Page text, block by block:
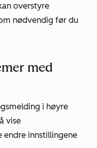
overstyre
nødvendig før du
med
i høyre
vise
endre innstillingene